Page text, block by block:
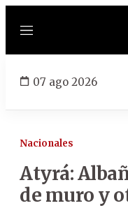
Menú
07 ago 2026
Nacionales
Atyrá:
de muro y